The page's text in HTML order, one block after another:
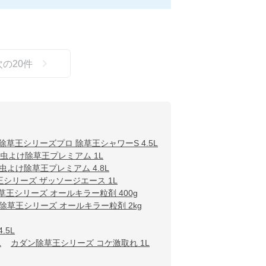
の20件
草王シリーズプロ 除草王シャワーS 4.5L
よけ除草王プレミアム 1L
よけ除草王プレミアム 4.8L
シリーズ ザッソージエース 1L
王シリーズ オールキラー粒剤 400g
草王シリーズ オールキラー粒剤 2kg
カダン除草王シリーズ コケ激取れ 1L